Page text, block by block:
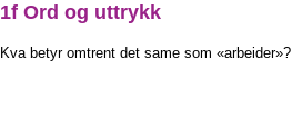
1f Ord og uttrykk
Kva betyr omtrent det same som «arbeider»?